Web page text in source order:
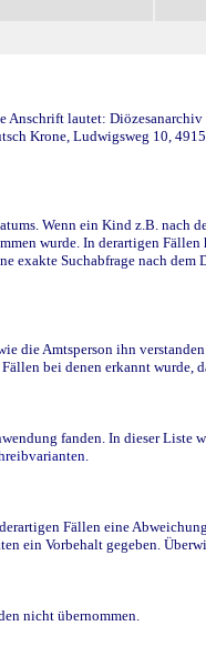
lautet:
Krone, Ludwigsweg 10,
Wenn ein Kind z.B. nach
wurde. In derartigen
Suchabfrage nach
Amtsperson ihn
bei denen erkannt
fanden. In dieser Liste
Fällen eine
ein Vorbehalt gegeben.
nicht übernommen.